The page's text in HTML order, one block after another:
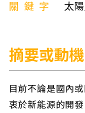
關鍵字
太
摘要或動機
目前不論是國內
衷於新能源的開